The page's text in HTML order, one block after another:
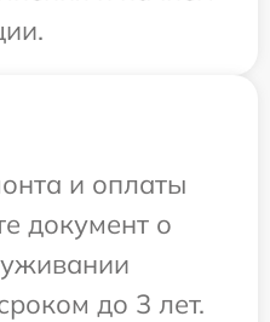
и оплаты
документ о
до 3 лет.